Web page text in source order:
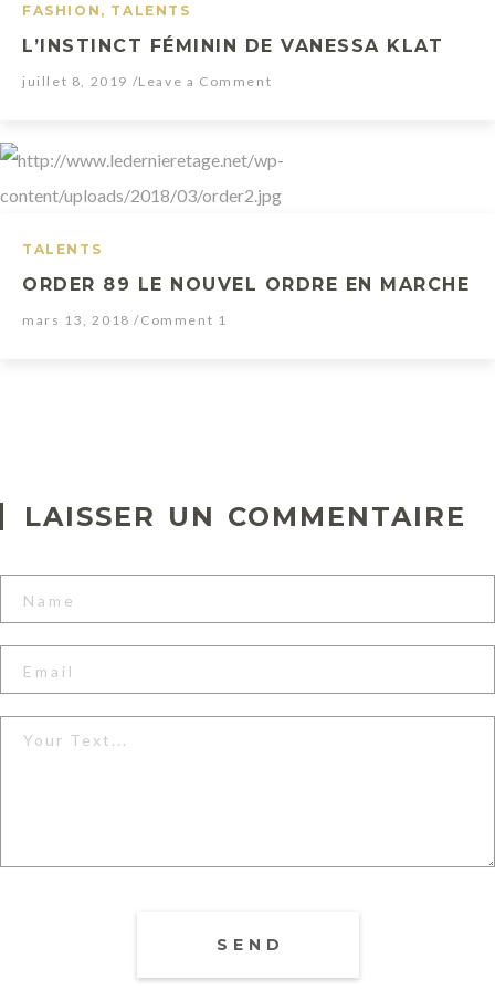
e
a
08.04.2016
FASHION , TALENTS
L’INSTINCT FÉMININ DE VANESSA KLAT
juillet 8, 2019 /Leave a Comment
TALENTS
ORDER 89 LE NOUVEL ORDRE EN MARCHE
mars 13, 2018 /Comment 1
LAISSER UN COMMENTAIRE